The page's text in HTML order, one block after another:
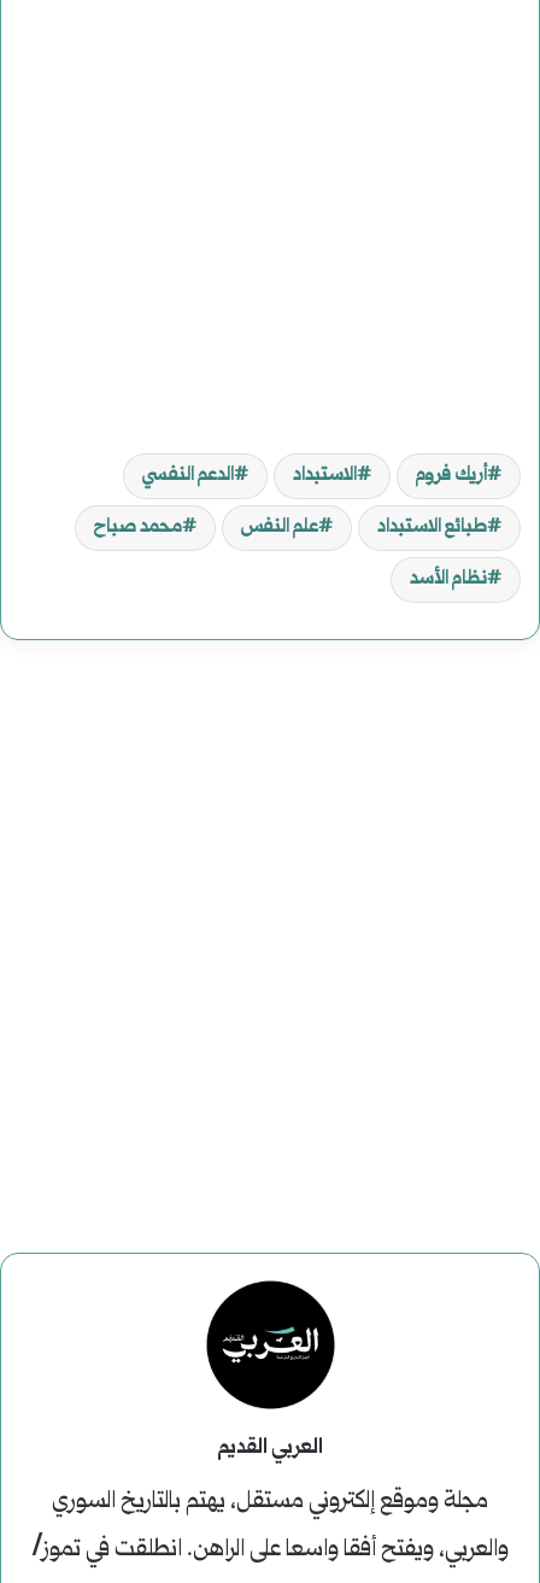
أريك فروم الاستبداد
الدعم النفسي
طبائع الاستبداد
علم النفس
محمد صباح
نظام الأسد
العربي القديم
مجلة وموقع إلكتروني مستقل، يهتم بالتاريخ السوري
والعربي، ويفتح أفقا واسعا على الراهن. انطلقت في تموز/